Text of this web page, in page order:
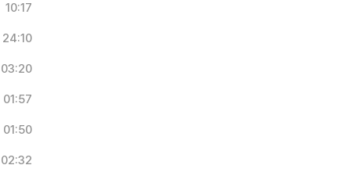
10:17
24:10
03:20
01:57
01:50
02:32